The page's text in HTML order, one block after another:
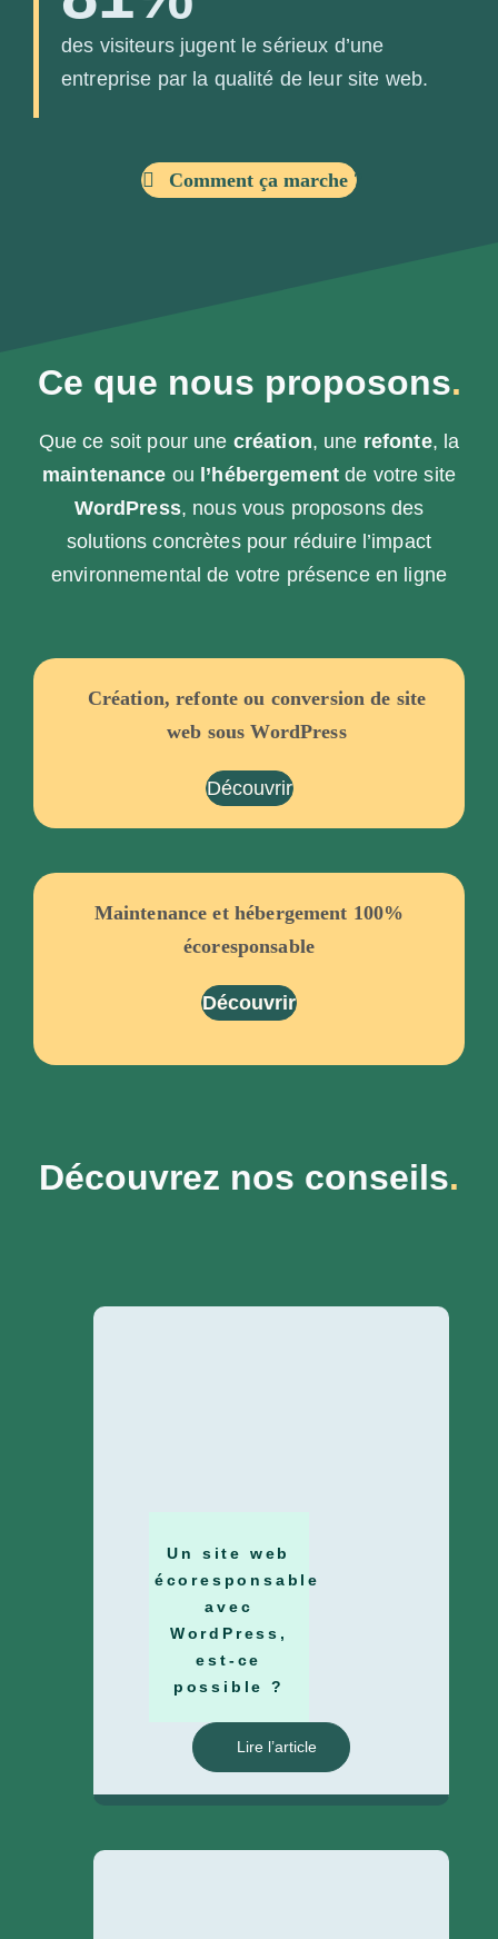
des visiteurs jugent le sérieux d’une
entreprise par la qualité de leur site web.
Comment ça marche ?
Ce que nous proposons.
Que ce soit pour une création, une refonte, la
maintenance ou l’hébergementde votre site
WordPress, nous vous proposons des
solutions concrètes pour réduire l’impact
environnemental de votre présence en ligne
Création, refonte ou conversion de site
web sous WordPress
Découvrir
Maintenance et hébergement 100%
écoresponsable
Découvrir
Découvrez nos conseils.
Un site web
écoresponsable
avec
WordPress,
est-ce
possible ?
Lire l’article